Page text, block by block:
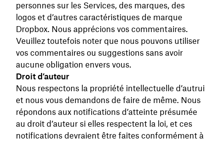
personnes sur les Services, des marques, des
logos et d’autres caractéristiques de marque
Dropbox. Nous apprécions vos commentaires.
Veuillez toutefois noter que nous pouvons utiliser
vos commentaires ou suggestions sans avoir
aucune obligation envers vous.
Droit d’auteur
Nous respectons la propriété intellectuelle d’autrui
et nous vous demandons de faire de même. Nous
répondons aux notifications d’atteinte présumée
au droit d’auteur si elles respectent la loi, et ces
notifications devraient être faites conformément à